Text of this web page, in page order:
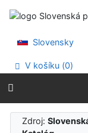
Prejsť na menu
Slovensky
V košíku (0)
Zdroj: